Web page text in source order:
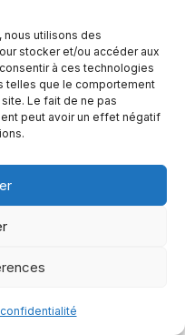
utilisons des
stocker et/ou accéder aux
à ces technologies
telles que le comportement
Le fait de ne pas
peut avoir un effet négatif